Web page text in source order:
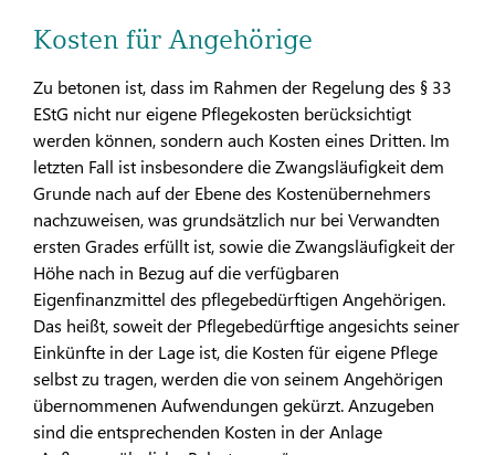
Kosten für Angehörige
Zu betonen ist, dass im Rahmen der Regelung des § 33
EStG nicht nur eigene Pflegekosten berücksichtigt
werden können, sondern auch Kosten eines Dritten. Im
letzten Fall ist insbesondere die Zwangsläufigkeit dem
Grunde nach auf der Ebene des Kostenübernehmers
nachzuweisen, was grundsätzlich nur bei Verwandten
ersten Grades erfüllt ist, sowie die Zwangsläufigkeit der
Höhe nach in Bezug auf die verfügbaren
Eigenfinanzmittel des pflegebedürftigen Angehörigen.
Das heißt, soweit der Pflegebedürftige angesichts seiner
Einkünfte in der Lage ist, die Kosten für eigene Pflege
selbst zu tragen, werden die von seinem Angehörigen
übernommenen Aufwendungen gekürzt. Anzugeben
sind die entsprechenden Kosten in der Anlage